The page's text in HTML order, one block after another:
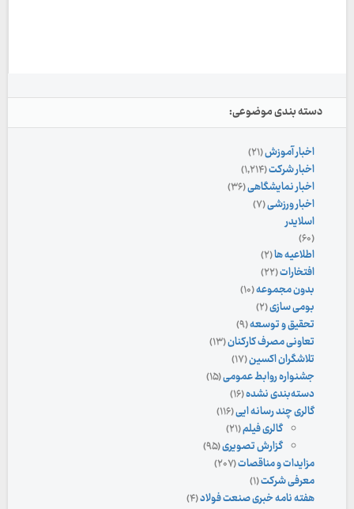
دسته بندی موضوعی:
اخبار آموزش(۲۱)
اخبار شرکت(۱,۲۱۴)
اخبار نمایشگاهی(۳۶)
اخبار ورزشی(۷)
اسلایدر
(۶۰)
اطلاعیه ها(۲)
افتخارات(۲۲)
بدون مجموعه(۱۰)
بومی سازی(۲)
تحقیق و توسعه(۹)
تعاونی مصرف کارکنان(۱۳)
تلاشگران اکسین(۱۷)
جشنواره روابط عمومی(۱۵)
دسته‌بندی نشده(۱۶)
گالری چند رسانه ایی(۱۱۶)
گالری فیلم(۲۱)
گزارش تصویری(۹۵)
مزایدات و مناقصات(۲۰۷)
معرفی شرکت(۱)
هفته نامه خبری صنعت فولاد(۴)